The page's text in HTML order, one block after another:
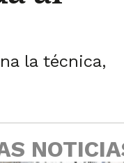
la técnica,